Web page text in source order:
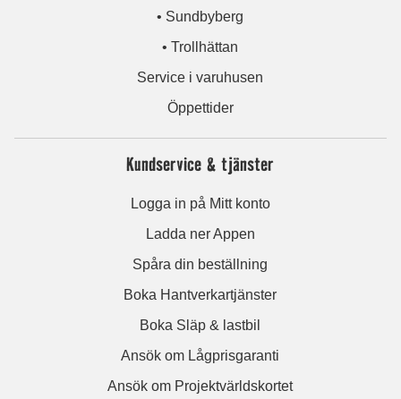
• Sundbyberg
• Trollhättan
Service i varuhusen
Öppettider
Kundservice & tjänster
Logga in på Mitt konto
Ladda ner Appen
Spåra din beställning
Boka Hantverkartjänster
Boka Släp & lastbil
Ansök om Lågprisgaranti
Ansök om Projektvärldskortet